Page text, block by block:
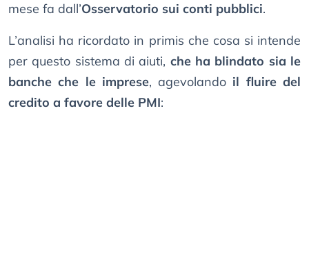
mese fa dall’Osservatorio sui conti pubblici.
L’analisi ha ricordato in primis che cosa si intende
per questo sistema di aiuti, che ha blindato sia le
banche che le imprese, agevolando il fluire del
credito a favore delle PMI: